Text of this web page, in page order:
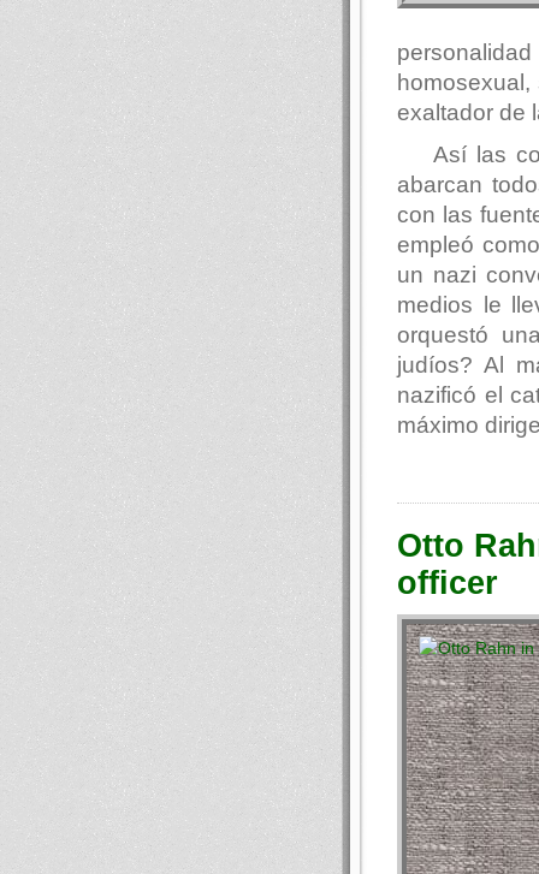
exaltador de
Así las
abarcan
con las
empleó
un nazi
medios le
orquestó
judíos? Al
nazificó el
máximo
Otto
officer